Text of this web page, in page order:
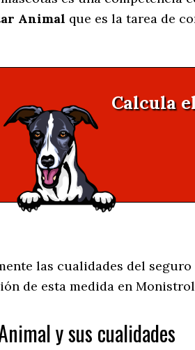
Animal que es la tarea de
Calcula
las cualidades del
de esta medida en
y sus cualidades